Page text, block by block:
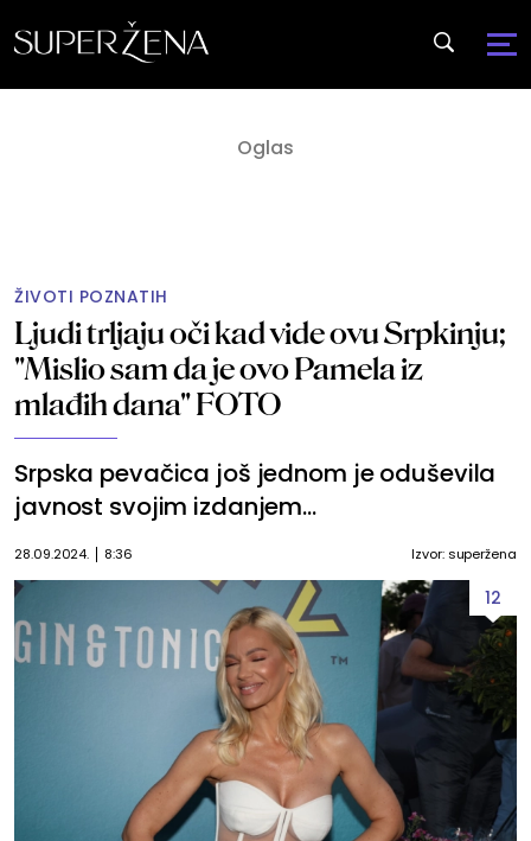
ŽIVOTI POZNATIH
Ljudi trljaju oči kad vide ovu Srpkinju;
"Mislio sam da je ovo Pamela iz
mlađih dana" FOTO
Srpska pevačica još jednom je oduševila
javnost svojim izdanjem...
28.09.2024. 8:36 Izvor: superžena
12